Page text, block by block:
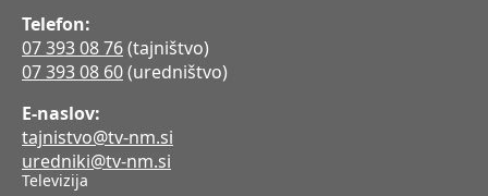
Telefon:
07 393 08 76(tajništvo)
07 393 08 60(uredništvo)
E-naslov:
tajnistvo@tv-nm.si
uredniki@tv-nm.si
Televizija